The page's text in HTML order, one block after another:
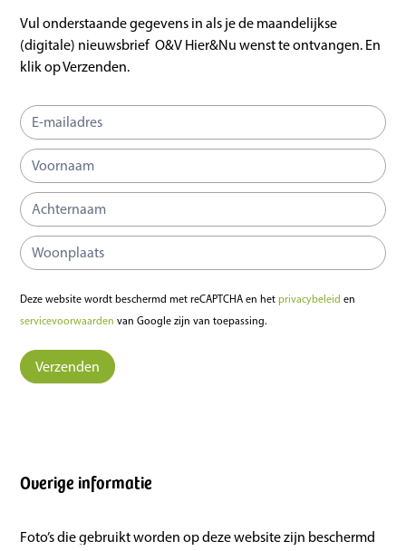
Vul onderstaande gegevens in als je de maandelijkse
(digitale) nieuwsbrief O&V Hier&Nu wenst te ontvangen. En
klik op Verzenden.
Inschrijven
inwonerskrant
Deze website wordt beschermd met reCAPTCHA en hetprivacybeleid en
servicevoorwaarden van Google zijn van toepassing.
Verzenden
Overige informatie
Foto’s die gebruikt worden op deze website zijn beschermd